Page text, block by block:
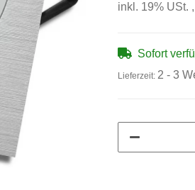
inkl. 19% USt.
Sofort
Lieferzeit: 2 - 3